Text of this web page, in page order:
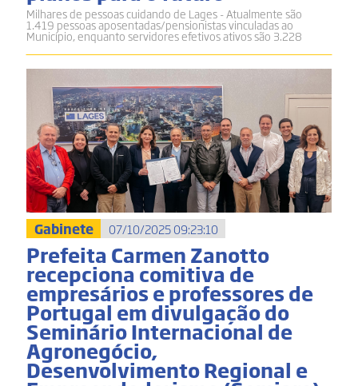
Milhares de pessoas cuidando de Lages - Atualmente são
1.419 pessoas aposentadas/pensionistas vinculadas ao
Município, enquanto servidores efetivos ativos são 3.228
Gabinete 07/10/2025 09:23:10
Prefeita Carmen Zanotto
recepciona comitiva de
empresários e professores de
Portugal em divulgação do
Seminário Internacional de
Agronegócio,
Desenvolvimento Regional e